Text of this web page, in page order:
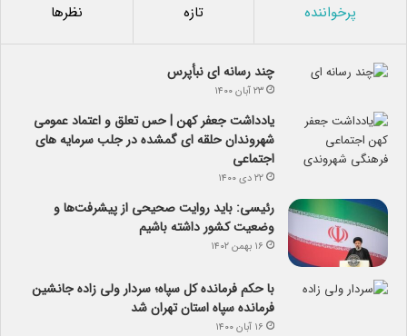
پرخواننده تازه نظرها
چند رسانه ای نبأپرس
۲۳ آبان ۱۴۰۰
یادداشت جعفر کهن | حس تعلق و اعتماد عمومی
شهروندان حلقه ای گمشده در جلب سرمایه های
اجتماعی
۲۲ دی ۱۴۰۰
رئیسی: باید روایت صحیحی از پیشرفت‌ها و
وضعیت کشور داشته باشیم
۱۶ بهمن ۱۴۰۲
با حکم فرمانده کل سپاه؛ سردار ولی زاده جانشین
فرمانده سپاه استان تهران شد
۱۶ آبان ۱۴۰۰